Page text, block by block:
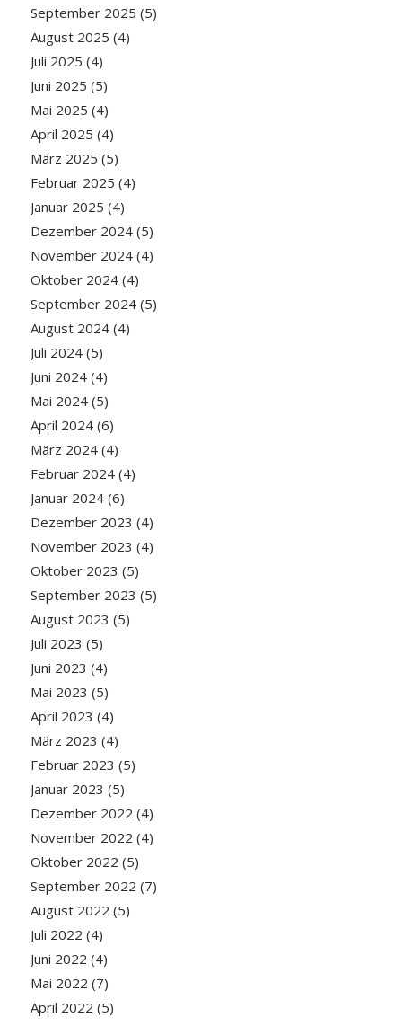
September 2025 (5)
August 2025 (4)
Juli 2025 (4)
Juni 2025 (5)
Mai 2025 (4)
April 2025 (4)
März 2025 (5)
Februar 2025 (4)
Januar 2025 (4)
Dezember 2024(5)
November 2024(4)
Oktober 2024(4)
September 2024(5)
August 2024(4)
Juli 2024(5)
Juni 2024(4)
Mai 2024(5)
April 2024(6)
März 2024(4)
Februar 2024(4)
Januar 2024(6)
Dezember 2023 (4)
November 2023 (4)
Oktober 2023 (5)
September 2023 (5)
August 2023 (5)
Juli 2023 (5)
Juni 2023 (4)
Mai 2023 (5)
April 2023 (4)
März 2023 (4)
Februar 2023 (5)
Januar 2023 (5)
Dezember 2022 (4)
November 2022 (4)
Oktober 2022 (5)
September 2022 (7)
August 2022 (5)
Juli 2022 (4)
Juni 2022 (4)
Mai 2022 (7)
April 2022 (5)